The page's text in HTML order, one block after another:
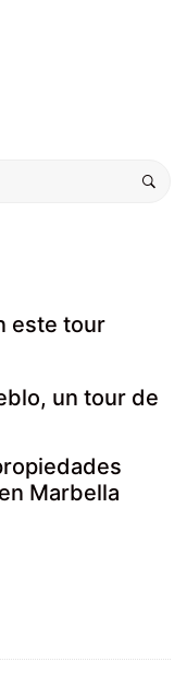
este tour
un tour de
Marbella